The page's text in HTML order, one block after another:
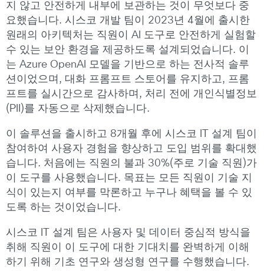
지 않고 안전하게 내부에 보관하는 것이 무엇보다 중
요했습니다. 시스코 개발 팀이 2023년 4월에 출시한
원래의 아키텍처는 직원이 AI 도구로 안전하게 실험할
수 있는 보안 환경을 제공하도록 설계되었습니다. 이
는 Azure OpenAI 모델을 기반으로 하는 전사적 솔루
션이었으며, 대화 프롬프트 스토어를 유지하고, 프롬
프트를 실시간으로 감사하며, 처리 전에 개인식별정보
(PII)를 자동으로 삭제했습니다.
이 솔루션을 출시하고 8개월 후에 시스코 IT 설계 팀이
참여하여 사용자 경험을 향상하고 도입 범위를 확대했
습니다. 처음에는 직원의 불과 30%(주로 기술 직원)가
이 도구를 사용했습니다. 목표는 모든 직원이 기술 지
식이 있는지 여부를 막론하고 누구나 혜택을 볼 수 있
도록 하는 것이었습니다.
시스코 IT 설계 팀은 사용자 및 데이터 중심적 방식을
취해 직원이 이 도구에 대한 기대치를 완벽하게 이해
하기 위해 기초 연구와 생성형 연구를 수행했습니다.